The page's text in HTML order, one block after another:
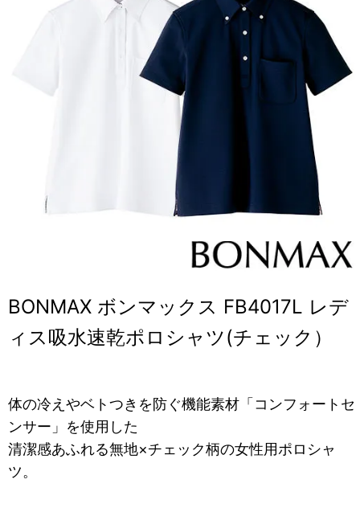
BONMAX ボンマックス FB4017L レデ
ィス吸水速乾ポロシャツ(チェック）
体の冷えやベトつきを防ぐ機能素材「コンフォートセ
ンサー」を使用した
清潔感あふれる無地×チェック柄の女性用ポロシャ
ツ。